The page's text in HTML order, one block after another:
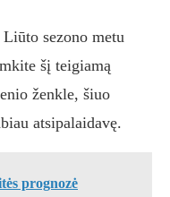
sezono metu
šį teigiamą
ženkle, šiuo
atsipalaidavę.
prognozė